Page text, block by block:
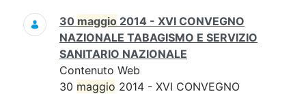
Ricerca
30 maggio 2014 - XVI CONVEGNO
NAZIONALE TABAGISMO E SERVIZIO
SANITARIO NAZIONALE
Contenuto Web
30 maggio 2014 - XVI CONVEGNO